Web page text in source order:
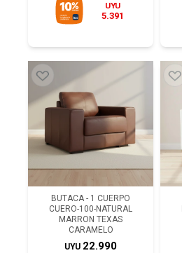
UYU
5.391
BUTACA - 1 CUERPO
CUERO-100-NATURAL
MARRON TEXAS
CARAMELO
UYU 22.990